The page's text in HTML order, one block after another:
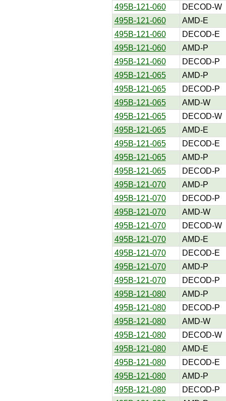
495B-121-060
DECOD-W
495B-121-060
AMD-E
495B-121-060
DECOD-E
495B-121-060
AMD-P
495B-121-060
DECOD-P
495B-121-065
AMD-P
495B-121-065
DECOD-P
495B-121-065
AMD-W
495B-121-065
DECOD-W
495B-121-065
AMD-E
495B-121-065
DECOD-E
495B-121-065
AMD-P
495B-121-065
DECOD-P
495B-121-070
AMD-P
495B-121-070
DECOD-P
495B-121-070
AMD-W
495B-121-070
DECOD-W
495B-121-070
AMD-E
495B-121-070
DECOD-E
495B-121-070
AMD-P
495B-121-070
DECOD-P
495B-121-080
AMD-P
495B-121-080
DECOD-P
495B-121-080
AMD-W
495B-121-080
DECOD-W
495B-121-080
AMD-E
495B-121-080
DECOD-E
495B-121-080
AMD-P
495B-121-080
DECOD-P